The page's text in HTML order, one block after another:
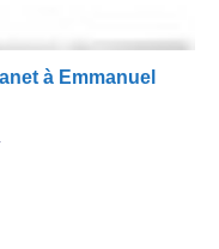
à Emmanuel